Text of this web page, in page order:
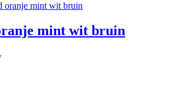
mint wit bruin